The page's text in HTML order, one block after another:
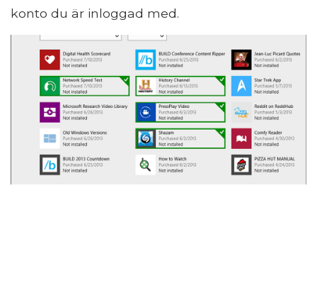
konto du är inloggad med.